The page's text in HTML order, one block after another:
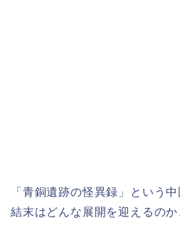
「青銅遺跡の怪異録」という中
結末はどんな展開を迎えるの